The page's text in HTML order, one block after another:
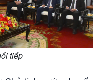
tiếp